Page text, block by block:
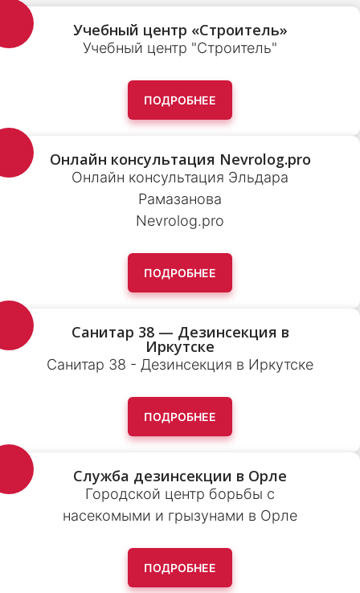
Учебный центр «Строитель»
Учебный центр "Строитель"
ПОДРОБНЕЕ
Онлайн консультация Nevrolog.pro
Онлайн консультация Эльдара
Рамазанова
Nevrolog.pro
ПОДРОБНЕЕ
Санитар 38 — Дезинсекция в
Иркутске
Санитар 38 - Дезинсекция в Иркутске
ПОДРОБНЕЕ
Служба дезинсекции в Орле
Городской центр борьбы с
насекомыми и грызунами в Орле
ПОДРОБНЕЕ